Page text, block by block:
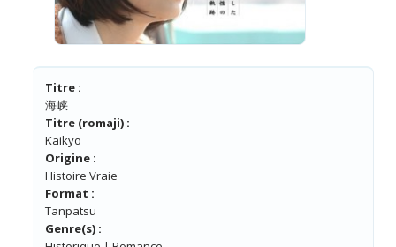
Titre :
海峡
Titre (romaji) :
Kaikyo
Origine :
Histoire Vraie
Format :
Tanpatsu
Genre(s) :